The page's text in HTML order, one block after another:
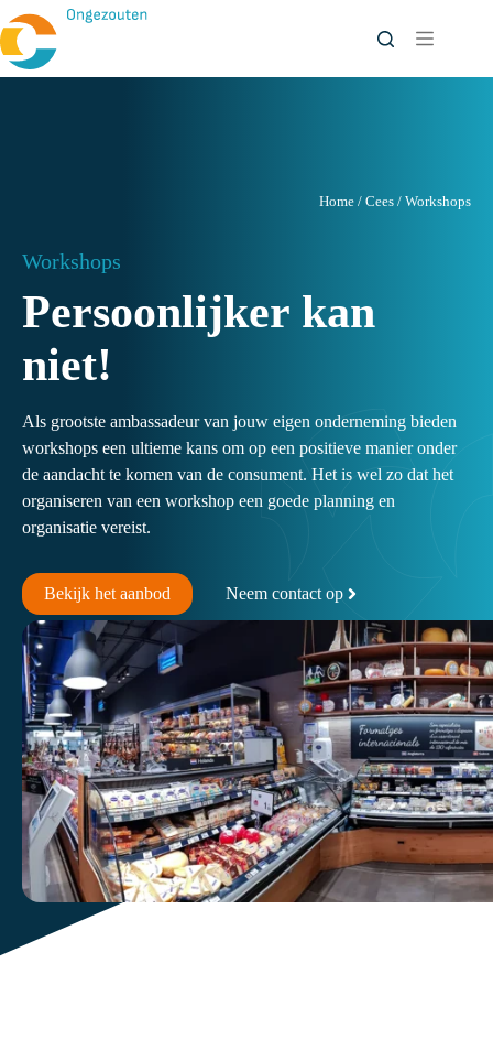
naar
de
inhoud
Home / Cees / Workshops
Workshops
Persoonlijker kan
niet!
Als grootste ambassadeur van jouw eigen onderneming bieden
workshops een ultieme kans om op een positieve manier onder
de aandacht te komen van de consument. Het is wel zo dat het
organiseren van een workshop een goede planning en
organisatie vereist.
Bekijk het aanbod Neem contact op